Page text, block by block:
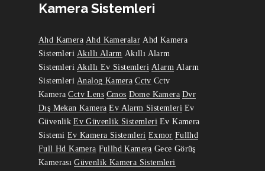
Kamera Sistemleri
Ahd Kamera Ahd Kameralar Ahd Kamera
Sistemleri Akıllı Alarm Akıllı Alarm
Sistemleri Akıllı Ev Sistemleri Alarm Alarm
Sistemleri Analog Kamera Cctv Cctv
Kamera Cctv Lens Cmos Dome Kamera Dvr
Dış Mekan Kamera Ev Alarm Sistemleri Ev
Güvenlik Ev Güvenlik Sistemleri Ev Kamera
Sistemi Ev Kamera Sistemleri Exmor Fullhd
Full Hd Kamera Fullhd Kamera Gece Görüş
Kamerası Güvenlik Kamera Sistemleri